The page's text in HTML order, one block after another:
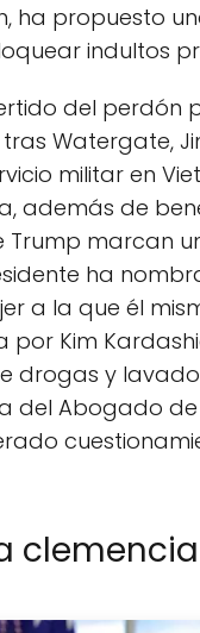
ha propuesto
indultos
del perdón
tras Watergate,
militar en
además de
Trump marcan
ha
a la que él
Kim
drogas y
del Abogado
clemencia